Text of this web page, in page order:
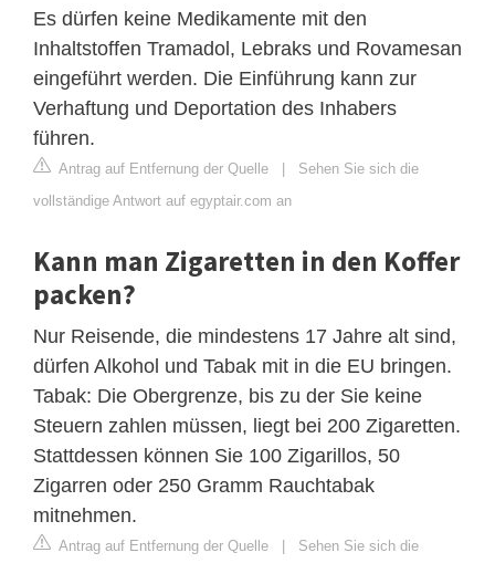
Es dürfen keine Medikamente mit den
Inhaltstoffen Tramadol, Lebraks und Rovamesan
eingeführt werden. Die Einführung kann zur
Verhaftung und Deportation des Inhabers
führen.
Antrag auf Entfernung der Quelle | Sehen Sie sich die
vollständige Antwort auf egyptair.com an
Kann man Zigaretten in den Koffer
packen?
Nur Reisende, die mindestens 17 Jahre alt sind,
dürfen Alkohol und Tabak mit in die EU bringen.
Tabak: Die Obergrenze, bis zu der Sie keine
Steuern zahlen müssen, liegt bei 200 Zigaretten.
Stattdessen können Sie 100 Zigarillos, 50
Zigarren oder 250 Gramm Rauchtabak
mitnehmen.
Antrag auf Entfernung der Quelle | Sehen Sie sich die